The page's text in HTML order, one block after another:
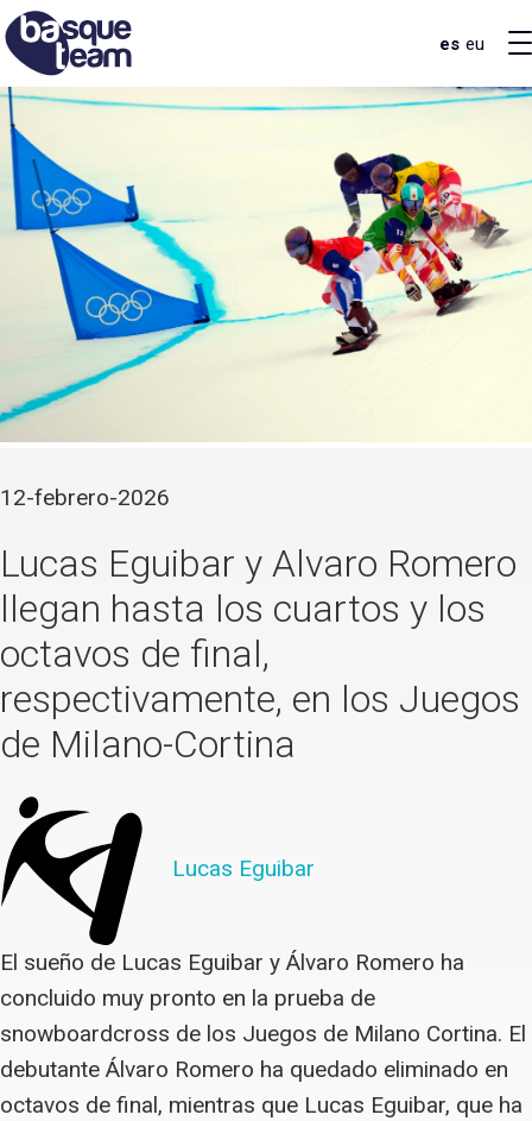
es eu
12-febrero-2026
Lucas Eguibar y Alvaro Romero
llegan hasta los cuartos y los
octavos de final,
respectivamente, en los Juegos
de Milano-Cortina
Lucas Eguibar
El sueño de Lucas Eguibar y Álvaro Romero ha
concluido muy pronto en la prueba de
snowboardcross de los Juegos de Milano Cortina. El
debutante Álvaro Romero ha quedado eliminado en
octavos de final, mientras que Lucas Eguibar, que ha